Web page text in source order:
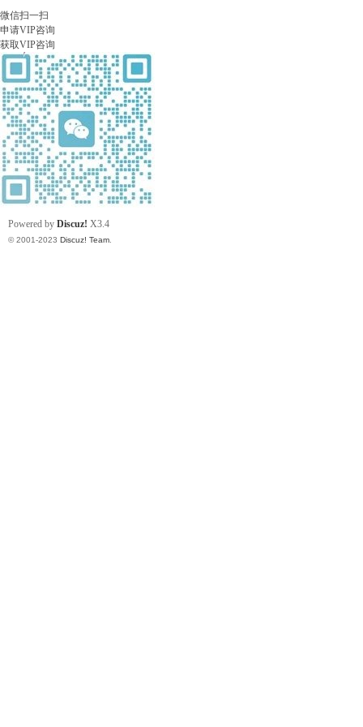
习
在
微信扫一扫
申请VIP咨询
获取VIP咨询
Powered by Discuz! X3.4
© 2001-2023 Discuz! Team